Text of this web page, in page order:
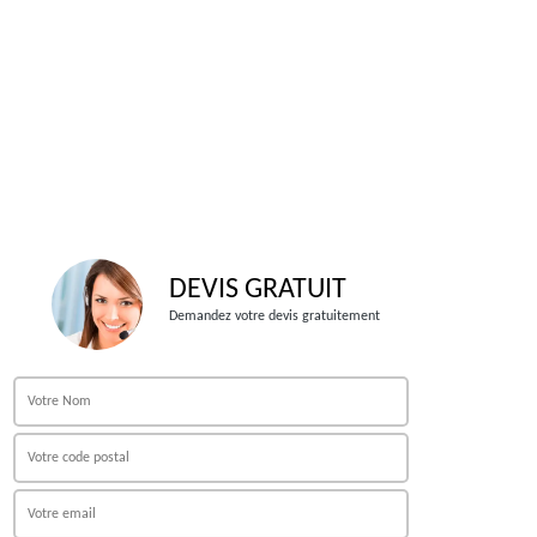
DEVIS GRATUIT
Demandez votre devis gratuitement